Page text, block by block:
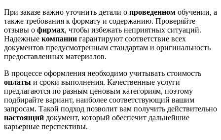
При заказе важно уточнить детали о проведенном обучении, а
также требования к формату и содержанию. Проверяйте
отзывы о фирмах, чтобы избежать неприятных ситуаций.
Надежные компании гарантируют соответствие всех
документов предусмотренным стандартам и оригинальность
предоставленных материалов.
В процессе оформления необходимо учитывать стоимость
оплаты и сроки выполнения. Качественные услуги
предлагаются по разным ценовым категориям, поэтому
подбирайте вариант, наиболее соответствующий вашим
запросам. Такой подход позволит вам получить действительно
настоящий документ, который обеспечит дальнейшие
карьерные перспективы.